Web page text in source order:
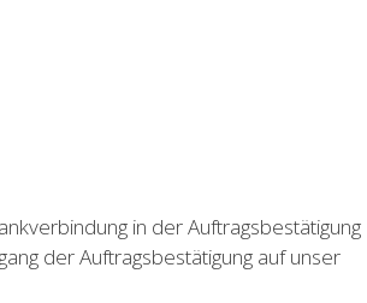
in der Auftragsbestätigung
der Auftragsbestätigung auf unser